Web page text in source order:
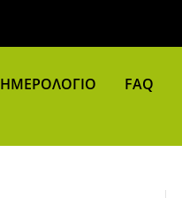
ΗΜΕΡΟΛΟΓΙΟ FAQ